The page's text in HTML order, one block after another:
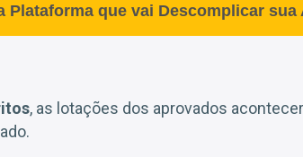
Plataforma que vai Descomplicar sua
, as lotações dos aprovados